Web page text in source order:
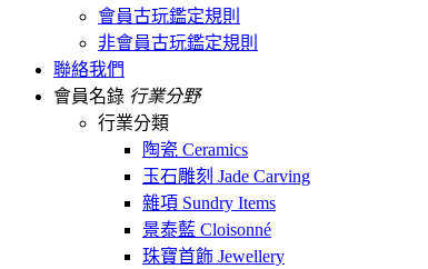
會員古玩鑑定規則
非會員古玩鑑定規則
聯絡我們
會員名錄 行業分野
行業分類
陶瓷 Ceramics
玉石雕刻 Jade Carving
雜項 Sundry Items
景泰藍 Cloisonné
珠寶首飾 Jewellery